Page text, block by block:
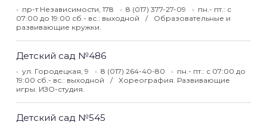
пр-т Независимости, 178 8 (017) 377-27-09
пн.- пт.: с
07:00 до 19:00 сб.- вс.: выходной
Образовательные и
развивающие кружки.
Детский сад №486
ул. Городецкая, 9 8 (017) 264-40-80
пн.- пт.: с 07:00 до
19:00 сб.- вс.: выходной
Хореография. Развивающие
игры. ИЗО-студия.
Детский сад №545